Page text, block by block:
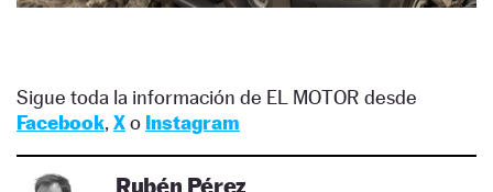
Sigue toda la información de EL MOTOR desde
Facebook, Xo Instagram
Rubén Pérez